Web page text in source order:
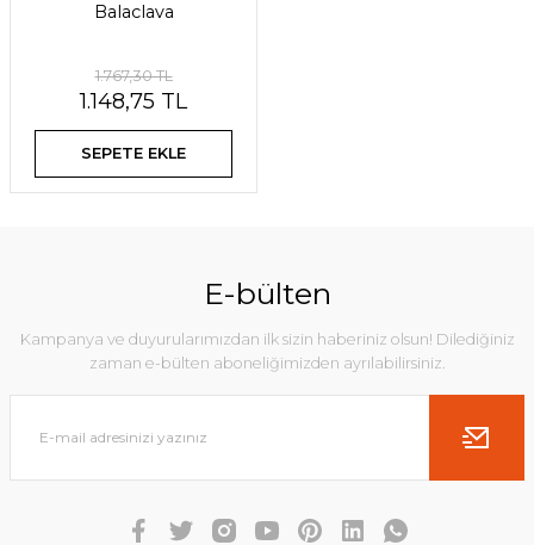
Balaclava
1.767,30 TL
1.148,75 TL
SEPETE EKLE
E-bülten
Kampanya ve duyurularımızdan ilk sizin haberiniz olsun! Dilediğiniz
zaman e-bülten aboneliğimizden ayrılabilirsiniz.